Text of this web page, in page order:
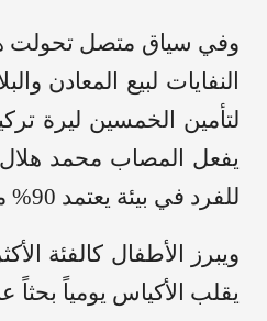
وفي سياق متصل تحولت
النفايات لبيع المعادن
لتأمين الخمسين ليرة
للفرد في بيئة يعتمد 90% من سكانها على المساعدات الأممية
يقلب الأكياس يومياً بحثاً